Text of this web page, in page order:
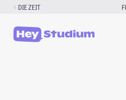
Zum
springen
DIE ZEIT